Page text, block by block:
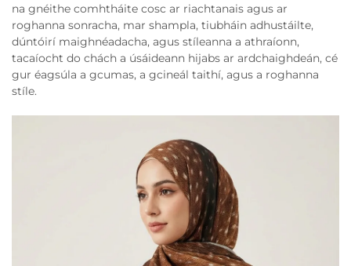
na gnéithe comhtháite cosc ar riachtanais agus ar
roghanna sonracha, mar shampla, tiubháin adhustáilte,
dúntóirí maighnéadacha, agus stíleanna a athraíonn,
tacaíocht do chách a úsáideann hijabs ar ardchaighdeán, cé
gur éagsúla a gcumas, a gcineál taithí, agus a roghanna
stíle.